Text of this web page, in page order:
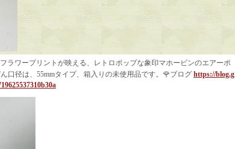
ラワープリントが映える、レトロポップな象印マホービンのエアーポ
口径は、55mmタイプ、箱入りの未使用品です。🌹ブログ https://blog.g